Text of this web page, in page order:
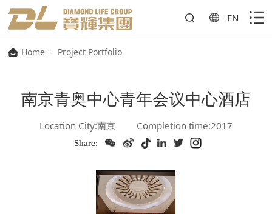
EN
Home - Project Portfolio
南京青奥中心青年会议中心酒店
Location City:南京 Completion time:2017
Share: